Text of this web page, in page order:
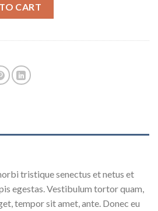
CART
tristique senectus et netus et
egestas. Vestibulum tortor quam,
tempor sit amet, ante. Donec eu